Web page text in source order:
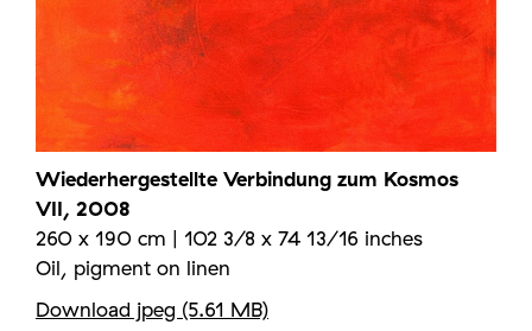
Wiederhergestellte Verbindung zum Kosmos
VII, 2008
260 x 190 cm | 102 3/8 x 74 13/16 inches
Oil, pigment on linen
Download jpeg (5.61 MB)